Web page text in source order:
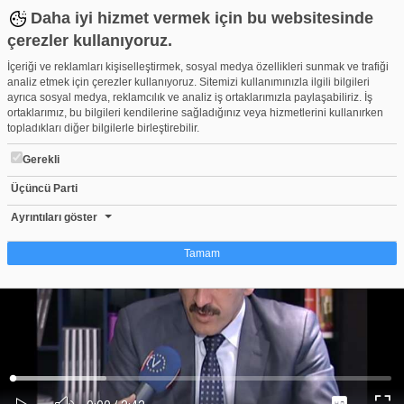
Daha iyi hizmet vermek için bu websitesinde
çerezler kullanıyoruz.
İçeriği ve reklamları kişiselleştirmek, sosyal medya özellikleri sunmak ve trafiği
analiz etmek için çerezler kullanıyoruz. Sitemizi kullanımınızla ilgili bilgileri
ayrıca sosyal medya, reklamcılık ve analiz iş ortaklarımızla paylaşabiliriz. İş
ortaklarımız, bu bilgileri kendilerine sağladığınız veya hizmetlerini kullanırken
topladıkları diğer bilgilerle birleştirebilir.
Gerekli
Üçüncü Parti
Ayrıntıları göster
Tamam
Çerez nedir?
Çerezler, web-sitelerinin, kullanıcıların deneyimlerini daha verimli hale getirmek
amacıyla kullandığı küçük metin dosyalarıdır. Yasalara göre, bu sitenin
işletilmesi için kesinlikle gerekli olan çerezleri cihazınıza yerleştirebiliyoruz.
Diğer çerez türleri için sizden izin almamız gerekiyor. Bu site farklı çerez türleri
kullanmaktadır. Bazı çerezler, sayfalarımızda yer alan üçüncü şahıs hizmetleri
tarafından yerleştirilir. İzniniz şu alanlar için geçerlidir: web.tv
Ses
Yüklendi:
Yükleniyor:
PTT GENEL MÜDÜRÜ OSMAN TURALIN ÖZEL RÖPORTAJI